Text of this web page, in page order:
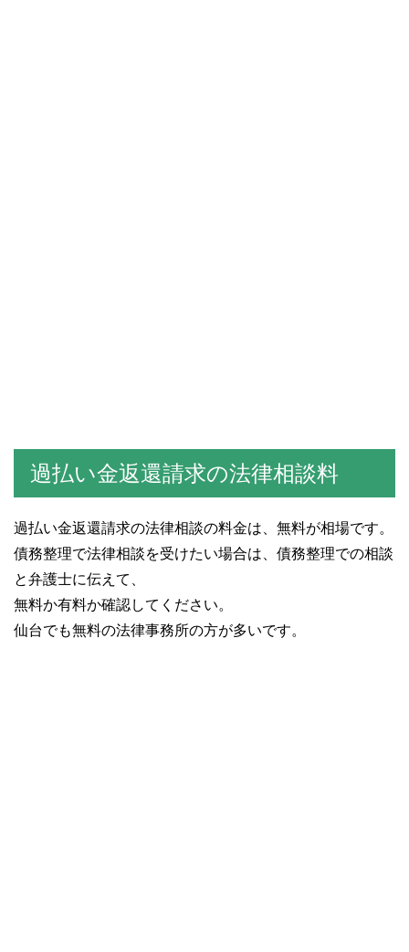
過払い金返還請求の法律相談料
過払い金返還請求の法律相談の料金は、無料が相場です。
債務整理で法律相談を受けたい場合は、債務整理での相談
と弁護士に伝えて、
無料か有料か確認してください。
仙台でも無料の法律事務所の方が多いです。